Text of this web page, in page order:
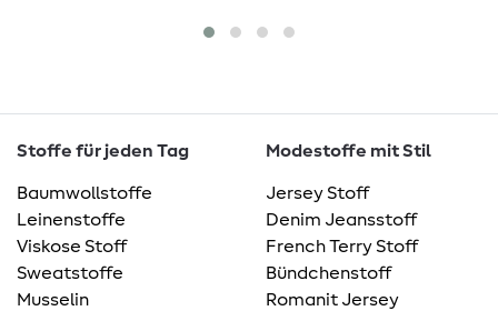
Stoffe für jeden Tag
Baumwollstoffe
Leinenstoffe
Viskose Stoff
Sweatstoffe
Musselin
Modestoffe mit Stil
Jersey Stoff
Denim Jeansstoff
French Terry Stoff
Bündchenstoff
Romanit Jersey